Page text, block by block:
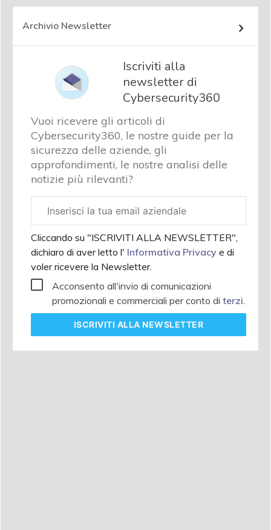
Archivio Newsletter
Iscriviti alla
newsletter di
Cybersecurity360
Vuoi ricevere gli articoli di
Cybersecurity360, le nostre guide per la
sicurezza delle aziende, gli
approfondimenti, le nostre analisi delle
notizie più rilevanti?
aziendale
Cliccando su "ISCRIVITI ALLA NEWSLETTER",
dichiaro di aver letto l' Informativa Privacy e di
voler ricevere la Newsletter.
Acconsento all'invio di comunicazioni
promozionali e commerciali per conto di terzi.
ISCRIVITI ALLA NEWSLETTER